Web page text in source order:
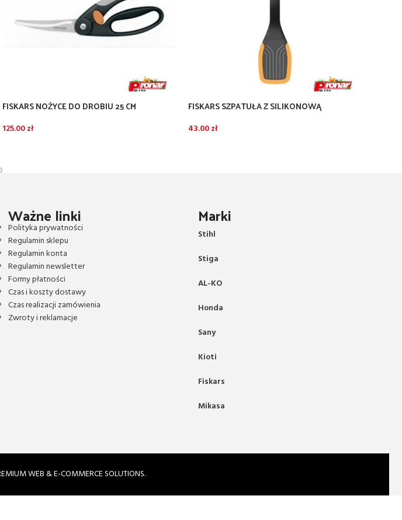
FISKARS NOŻYCE DO DROBIU 25 CM
125.00zł
FISKARS SZPATUŁA Z SILIKONOWĄ
43.00zł
Ważne linki
Polityka prywatności
Regulamin sklepu
Regulamin konta
Regulamin newsletter
Formy płatności
Czas i koszty dostawy
Czas realizacji zamówienia
Zwroty i reklamacje
Marki
Stihl
Stiga
AL-KO
Honda
Sany
Kioti
Fiskars
Mikasa
WEB & E-COMMERCE SOLUTIONS.